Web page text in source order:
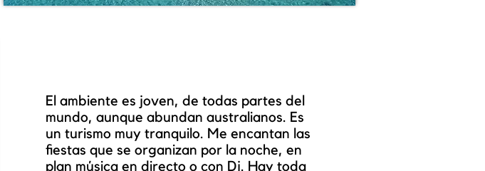
El ambiente es joven, de todas partes del
mundo, aunque abundan australianos. Es
un turismo muy tranquilo. Me encantan las
fiestas que se organizan por la noche, en
plan música en directo o con Dj. Hay toda